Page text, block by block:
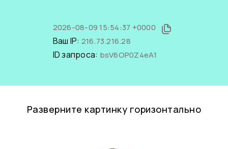
2026-08-09 15:54:37 +0000
Ваш IP: 216.73.216.28
ID запроса: bsV6OP0Z4eA1
Разверните картинку горизонтально